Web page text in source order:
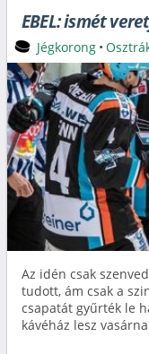
EBEL: ismét
Az idén csak
tudott, ám csak a
csapatát gyűrték le
kávéház lesz
Jégkorong •